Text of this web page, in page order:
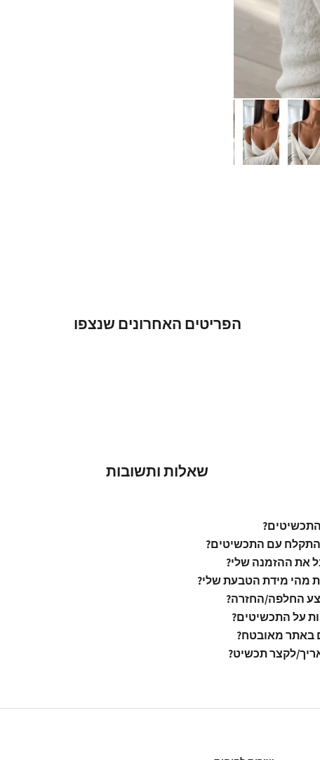
הפריטים האחרונים שנצפו
שאלות ותשובות
עם התכשיטים?
את ההזמנה שלי?
מהי מידת הטבעת שלי?
החלפה/החזרה?
על התכשיטים?
באתר מאובטח?
לקצר תכשיט?